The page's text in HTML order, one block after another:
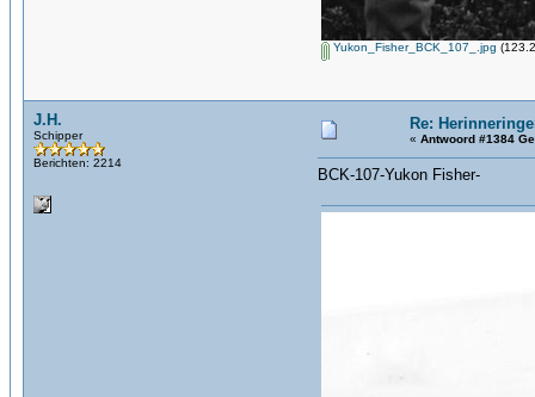
Yukon_Fisher_BCK_107_.jpg
J.H.
Schipper
Berichten: 2214
Re:
« Antwoord #1384
BCK-107-Yukon Fisher-